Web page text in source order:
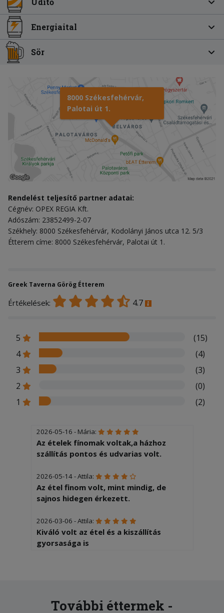
Energiaital
Sör
8000 Székesfehérvár,
Palotai út 1.
Rendelést teljesítő partner adatai:
Cégnév: OPEX REGIA Kft.
Adószám: 23852499-2-07
Székhely: 8000 Székesfehérvár, Kodolányi János utca 12. 5/3
Étterem címe: 8000 Székesfehérvár, Palotai út 1.
Greek Taverna Görög Étterem
Értékelések: 4.7
5
(15)
4
(4)
3
(3)
2
(0)
1
(2)
2026-05-16 - Mária:
Az ételek fínomak voltak,a házhoz
szállítás pontos és udvarias volt.
2026-05-14 - Attila:
Az étel finom volt, mint mindig, de
sajnos hidegen érkezett.
2026-03-06 - Attila:
Kiváló volt az étel és a kiszállítás
gyorsasága is
2025-10-11 - Virág:
Nagyon régóta törzsvendég vagyok. Az
További éttermek -